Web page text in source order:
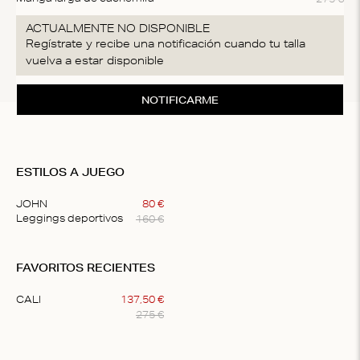
ACTUALMENTE NO DISPONIBLE
Regístrate y recibe una notificación cuando tu talla
vuelva a estar disponible
NOTIFICARME
ESTILOS A JUEGO
JOHN
Leggings deportivos
80 €
160 €
of
FAVORITOS RECIENTES
CALI 137,50 €
275 €